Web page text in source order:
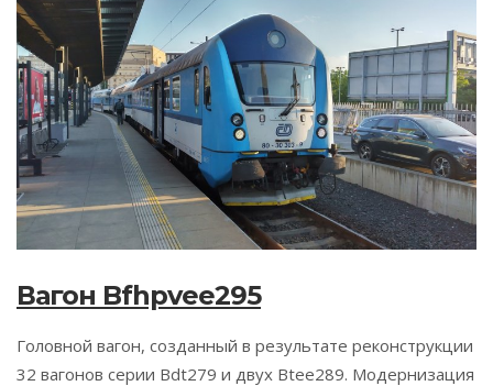
Вагон Bfhpvee295
Головной вагон, созданный в результате реконструкции
32 вагонов серии Bdt279 и двух Btee289. Модернизация